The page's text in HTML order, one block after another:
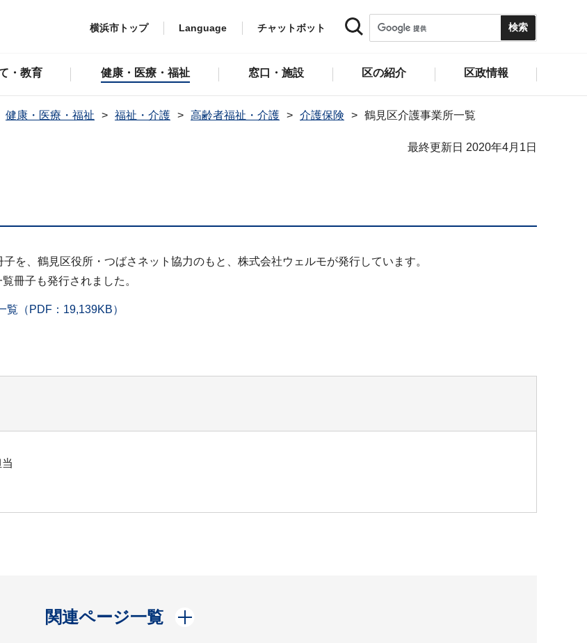
横浜市トップ Language チャットボット
・教育 健康・医療・福祉 窓口・施設 区の紹介 区政情報
健康・医療・福祉 福祉・介護 高齢者福祉・介護 介護保険 鶴見区介護事業所一覧
最終更新日 2020年4月1日
を、鶴見区役所・つばさネット協力のもと、株式会社ウェルモが発行しています。
冊子も発行されました。
（PDF：19,139KB）
関連ページ一覧
開く